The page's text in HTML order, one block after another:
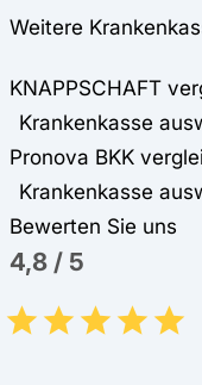
Weitere
KNAPPSCHAFT
Pronova BKK
Bewerten Sie uns
4,8 / 5